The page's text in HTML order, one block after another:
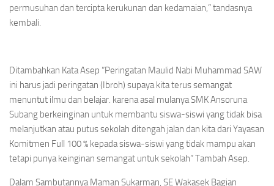
permusuhan dan tercipta kerukunan dan kedamaian,” tandasnya
kembali.
Ditambahkan Kata Asep “Peringatan Maulid Nabi Muhammad SAW
ini harus jadi peringatan (Ibroh) supaya kita terus semangat
menuntut ilmu dan belajar. karena asal mulanya SMK Ansoruna
Subang berkeinginan untuk membantu siswa-siswi yang tidak bisa
melanjutkan atau putus sekolah ditengah jalan dan kita dari Yayasan
Komitmen Full 100 % kepada siswa-siswi yang tidak mampu akan
tetapi punya keinginan semangat untuk sekolah” Tambah Asep.
Dalam Sambutannya Maman Sukarman, SE Wakasek Bagian